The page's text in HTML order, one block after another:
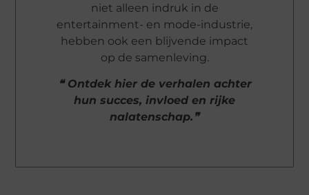
niet alleen indruk in de
entertainment- en mode-industrie,
hebben ook een blijvende impact
op de samenleving.
❝ Ontdek hier de verhalen achter
hun succes, invloed en rijke
nalatenschap.❞